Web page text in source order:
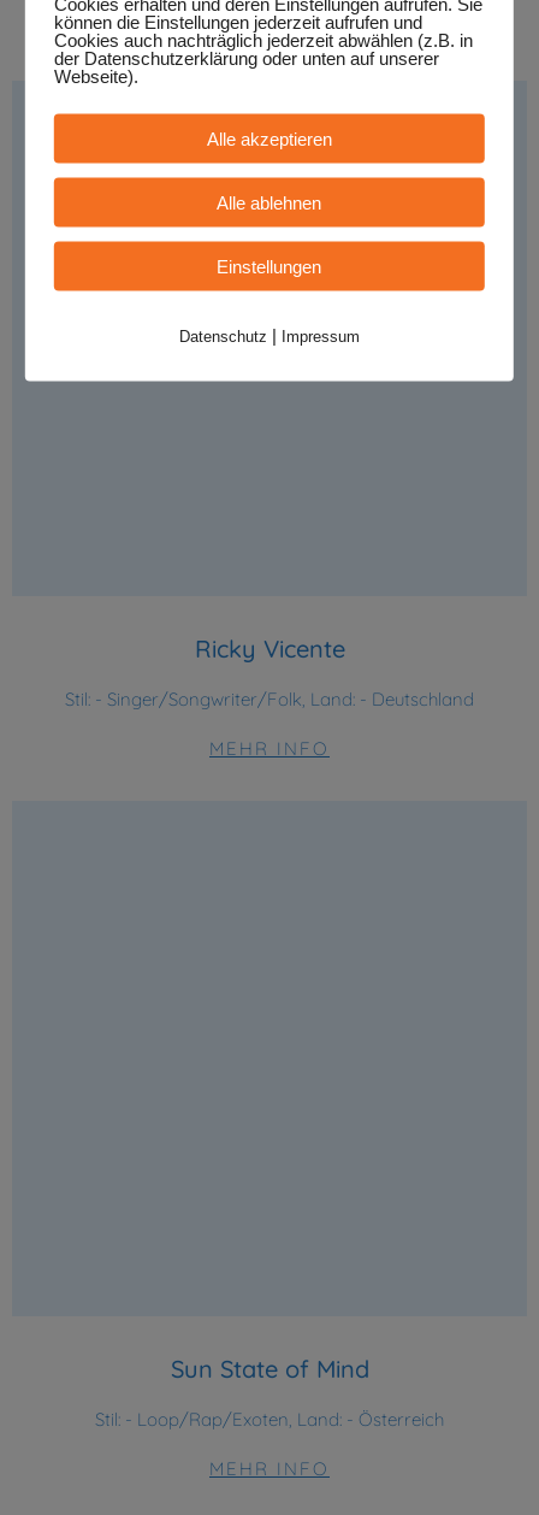
MEHR INFO
Ricky Vicente
Stil: - Singer/Songwriter/Folk, Land: - Deutschland
MEHR INFO
Sun State of Mind
Stil: - Loop/Rap/Exoten, Land: - Österreich
MEHR INFO
können die Einstellungen jederzeit aufrufen und
Cookies auch nachträglich jederzeit abwählen (z.B. in
der Datenschutzerklärung oder unten auf unserer
Webseite).
Alle akzeptieren
Alle ablehnen
Einstellungen
Datenschutz | Impressum